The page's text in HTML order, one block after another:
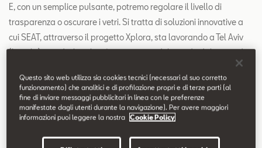
E, con un semplice pulsante, potremo regolare il livello di
trasparenza o oscurare i vetri. Si tratta di soluzioni innovative a
cui SEAT, attraverso il progetto Xplora, sta lavorando a Tel Aviv
(Israele), uno dei luoghi più avveniristici del mondo dal punto di
protagonisti nel futuro, dobbiamo essere presenti negli
ecosistemi più innovativi”, condivide Stefan Ilijevic,
Responsabile Innovazione di prodotto di SEAT.
Questo sito web utilizza sia cookies tecnici (necessari al suo corretto
funzionamento) che analitici e di profilazione propri e di terze parti (al
fine di inviare messaggi pubblicitari in linea con le preferenze
manifestate dagli utenti durante la navigazione). Per avere maggiori
informazioni puoi leggere la nostra
Cookie Policy